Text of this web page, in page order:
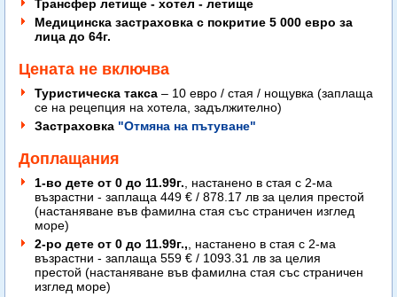
Трансфер летище - хотел - летище
Медицинска застраховка с покритие 5 000 евро за
лица до 64г.
Цената не включва
Туристическа такса – 10 евро / стая / нощувка (заплаща
се на рецепция на хотела, задължително)
Застраховка "Отмяна на пътуване"
Доплащания
1-во дете от 0 до 11.99г. , настанено в стая с 2-ма
възрастни - заплаща 449 € / 878.17 лв за целия престой
(настаняване във фамилна стая със страничен изглед
море)
2-ро дете от 0 до 11.99г., , настанено в стая с 2-ма
възрастни - заплаща 559 € / 1093.31 лв за целия
престой (настаняване във фамилна стая със страничен
изглед море)